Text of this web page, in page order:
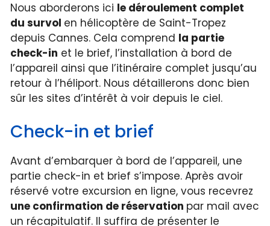
Nous aborderons ici le déroulement complet
du survol en hélicoptère de Saint-Tropez
depuis Cannes. Cela comprend la partie
check-in et le brief, l’installation à bord de
l’appareil ainsi que l’itinéraire complet jusqu’au
retour à l’héliport. Nous détaillerons donc bien
sûr les sites d’intérêt à voir depuis le ciel.
Check-in et brief
Avant d’embarquer à bord de l’appareil, une
partie check-in et brief s’impose. Après avoir
réservé votre excursion en ligne, vous recevrez
une confirmation de réservation par mail avec
un récapitulatif. Il suffira de présenter le